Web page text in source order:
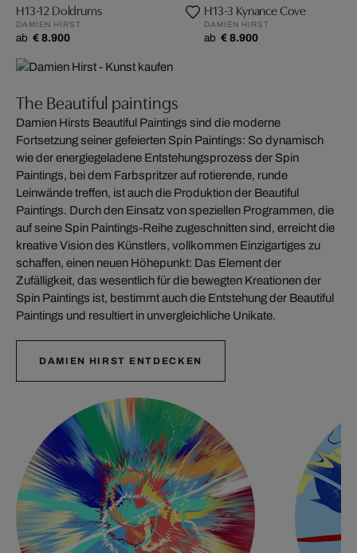
H13-12 Doldrums
DAMIEN HIRST
ab € 8.900
H13-3 Kynance Cove
DAMIEN HIRST
ab € 8.900
The Beautiful paintings
Damien Hirsts Beautiful Paintings sind die moderne
Fortsetzung seiner gefeierten Spin Paintings: So dynamisch
wie der energiegeladene Entstehungsprozess der Spin
Paintings, bei dem Farbspritzer auf rotierende, runde
Leinwände treffen, ist auch die Produktion der Beautiful
Paintings. Durch den Einsatz von speziellen Programmen, die
auf seine Spin Paintings-Reihe zugeschnitten sind, erreicht die
kreative Vision des Künstlers, vollkommen Einzigartiges zu
schaffen, einen neuen Höhepunkt: Das Element der
Zufälligkeit, das wesentlich für die bewegten Kreationen der
Spin Paintings ist, bestimmt auch die Entstehung der Beautiful
Paintings und resultiert in unvergleichliche Unikate.
DAMIEN HIRST ENTDECKEN